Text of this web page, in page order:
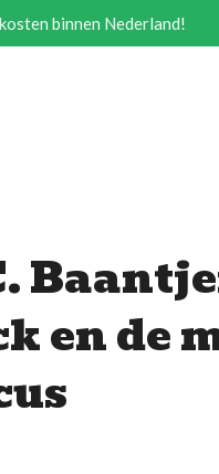
binnen Nederland!
en de